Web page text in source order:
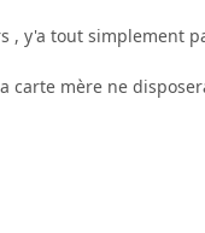
, y'a tout simplement
carte mère ne